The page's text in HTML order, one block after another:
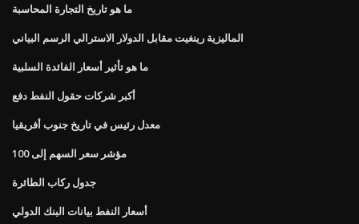
ما هو تاريخ التجارة المحاسبة
الماليزية رينغيت مقابل الدولار الاسترالي الرسم البياني
ما هو تأثير أسعار الفائدة السلبية
أكبر شركات حقول النفط دفع
معدل رئيس في تاريخ جنوب أفريقيا
مؤشر سعر السهم إلى 100
جدول ركاب الطائرة
أسعار النفط بيانات البنك الدولي